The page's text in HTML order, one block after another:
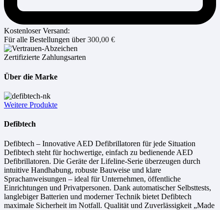
Kostenloser Versand:
Für alle Bestellungen über300,00 €
Zertifizierte Zahlungsarten
Über die Marke
Weitere Produkte
Defibtech
Defibtech – Innovative AED Defibrillatoren für jede Situation
Defibtech steht für hochwertige, einfach zu bedienende AED
Defibrillatoren. Die Geräte der Lifeline-Serie überzeugen durch
intuitive Handhabung, robuste Bauweise und klare
Sprachanweisungen – ideal für Unternehmen, öffentliche
Einrichtungen und Privatpersonen. Dank automatischer Selbsttests,
langlebiger Batterien und moderner Technik bietet Defibtech
maximale Sicherheit im Notfall. Qualität und Zuverlässigkeit „Made